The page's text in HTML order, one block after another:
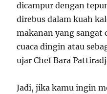
dicampur dengan
direbus dalam kuah
makanan yang sangat
cuaca dingin atau
ujar Chef Bara
Jadi, jika kamu ingin